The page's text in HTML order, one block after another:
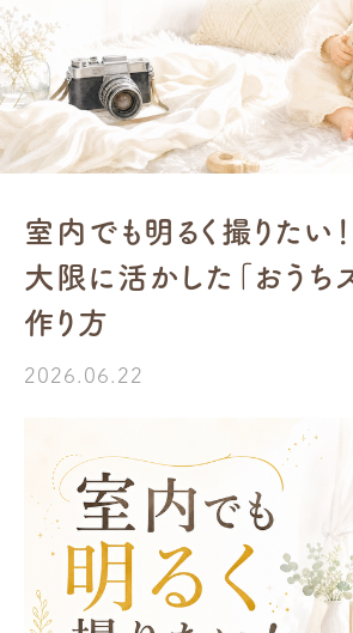
室内でも明るく撮りたい
大限に活かした「おうち
作り方
2026.06.22